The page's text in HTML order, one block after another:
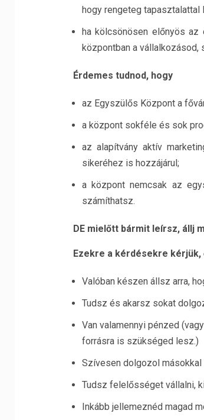
hogy rengeteg tapasztalattal
ha kölcsönösen előnyös
központban a vállalkozásod,
Érdemes tudnod, hogy
az Egyszülős Központ a
a központ sokféle és sok
az alapítvány aktív
sikeréhez is hozzájárul;
a központ nemcsak az
számíthatsz.
DE mielőtt bármit leírsz, állj
Ezekre a kérdésekre kérjük,
Valóban készen állsz arra,
Tudsz és akarsz sokat
Van valamennyi pénzed
forrásra is szükséged lesz.)
Szívesen dolgozol
Tudsz felelősséget vállalni,
Inkább jellemeznéd magad